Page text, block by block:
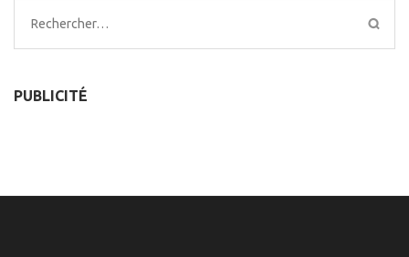
Rechercher :
PUBLICITÉ